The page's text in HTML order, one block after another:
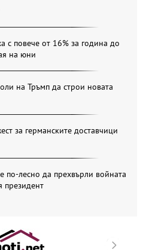
с повече от 16% за година до
на юни
на Тръмп да строи новата
за германските доставчици
по-лесно да прехвърли войната
президент